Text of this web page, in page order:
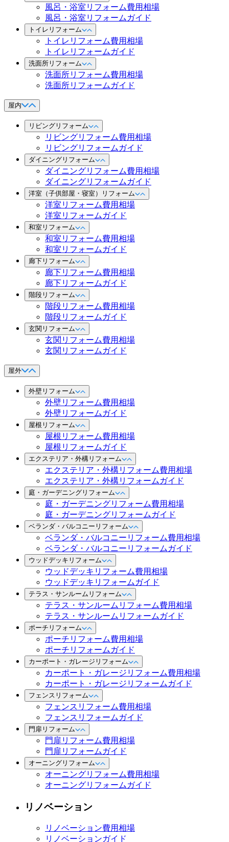
風呂・浴室リフォーム費用相場
風呂・浴室リフォームガイド
トイレリフォーム
トイレリフォーム費用相場
トイレリフォームガイド
洗面所リフォーム
洗面所リフォーム費用相場
洗面所リフォームガイド
屋内
リビングリフォーム
リビングリフォーム費用相場
リビングリフォームガイド
ダイニングリフォーム
ダイニングリフォーム費用相場
ダイニングリフォームガイド
洋室（子供部屋・寝室）リフォーム
洋室リフォーム費用相場
洋室リフォームガイド
和室リフォーム
和室リフォーム費用相場
和室リフォームガイド
廊下リフォーム
廊下リフォーム費用相場
廊下リフォームガイド
階段リフォーム
階段リフォーム費用相場
階段リフォームガイド
玄関リフォーム
玄関リフォーム費用相場
玄関リフォームガイド
屋外
外壁リフォーム
外壁リフォーム費用相場
外壁リフォームガイド
屋根リフォーム
屋根リフォーム費用相場
屋根リフォームガイド
エクステリア・外構リフォーム
エクステリア・外構リフォーム費用相場
エクステリア・外構リフォームガイド
庭・ガーデニングリフォーム
庭・ガーデニングリフォーム費用相場
庭・ガーデニングリフォームガイド
ベランダ・バルコニーリフォーム
ベランダ・バルコニーリフォーム費用相場
ベランダ・バルコニーリフォームガイド
ウッドデッキリフォーム
ウッドデッキリフォーム費用相場
ウッドデッキリフォームガイド
テラス・サンルームリフォーム
テラス・サンルームリフォーム費用相場
テラス・サンルームリフォームガイド
ポーチリフォーム
ポーチリフォーム費用相場
ポーチリフォームガイド
カーポート・ガレージリフォーム
カーポート・ガレージリフォーム費用相場
カーポート・ガレージリフォームガイド
フェンスリフォーム
フェンスリフォーム費用相場
フェンスリフォームガイド
門扉リフォーム
門扉リフォーム費用相場
門扉リフォームガイド
オーニングリフォーム
オーニングリフォーム費用相場
オーニングリフォームガイド
リノベーション
リノベーション費用相場
リノベーションガイド